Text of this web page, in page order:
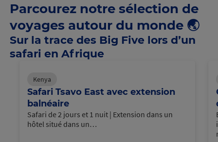
Parcourez notre sélection de
voyages autour du monde 🌏
Sur la trace des Big Five lors d’un
safari en Afrique
Kenya
Safari Tsavo East avec extension
balnéaire
Safari de 2 jours et 1 nuit | Extension dans un
hôtel situé dans un…